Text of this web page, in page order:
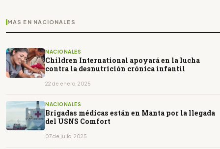
MÁS EN NACIONALES
NACIONALES
Children International apoyará en la lucha
contra la desnutrición crónica infantil
22 de enero, 2025
NACIONALES
Brigadas médicas están en Manta por la llegada
del USNS Comfort
07 de julio, 2025